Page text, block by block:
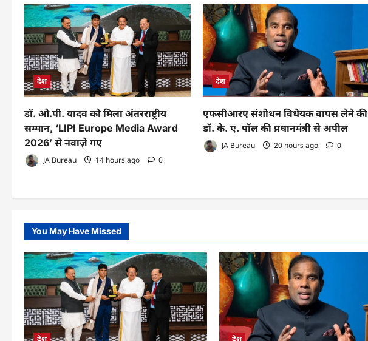
देश
डॉ. ओ.पी. यादव को मिला अंतरराष्ट्रीय
सम्मान, ‘LIPI Europe Media Award
2026’ से नवाज़े गए
JA Bureau 14 hours ago 0
देश
एफसीआरए संशोधन विधेयक वापस लेने की
डॉ. के. ए. पॉल की प्रधानमंत्री से अपील
JA Bureau 20 hours ago 0
You May Have Missed